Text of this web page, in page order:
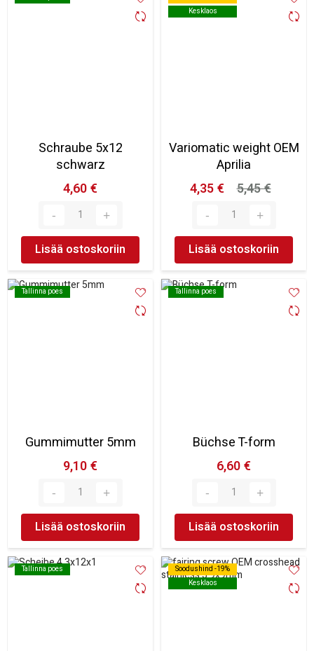
Schraube 5x12
schwarz
4,60 €
Lisää ostoskoriin
Kesklaos
Kesklaos
Variomatic weight OEM
Aprilia
4,35 €
5,45 €
Lisää ostoskoriin
Tallinna poes
Tallinna poes
Gummimutter 5mm
9,10 €
Lisää ostoskoriin
Tallinna poes
Tallinna poes
Büchse T-form
6,60 €
Lisää ostoskoriin
Tallinna poes
Tallinna poes
Soodushind -19%
Kesklaos
Soodushind -19%
Kesklaos